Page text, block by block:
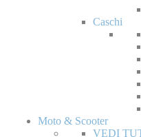
Caschi
Moto & Scooter
VEDI